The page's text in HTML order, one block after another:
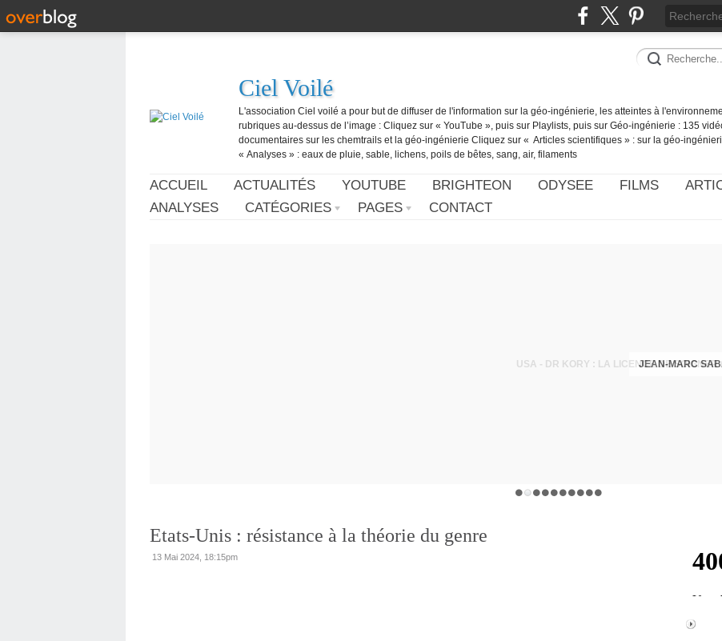
Ciel Voilé
L'association Ciel voilé a pour but de diffuser de l'information sur la géo-ingénierie, les atteintes à
rubriques au-dessus de l’image : Cliquez sur « YouTube », puis sur Playlists, puis sur Géo-ingénierie : 135
documentaires sur les chemtrails et la géo-ingénierie Cliquez sur « Articles scientifiques » : sur la géo-
« Analyses » : eaux de pluie, sable, lichens, poils de bêtes, sang, air, filaments
ACCUEIL ACTUALITÉS YOUTUBE BRIGHTEON ODYSEE FILMS
ANALYSES
CATÉGORIES PAGES CONTACT
JEAN-MARC
Etats-Unis : résistance à la théorie du genre
13 Mai 2024, 18:15pm